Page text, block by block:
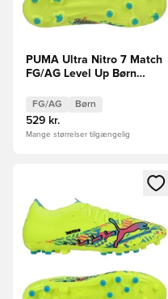
PUMA Ultra Nitro 7 Match
FG/AG Level Up Børn
FG/AG Børn
529 kr.
Mange størrelser tilgængelig
Åbner en Modal til at